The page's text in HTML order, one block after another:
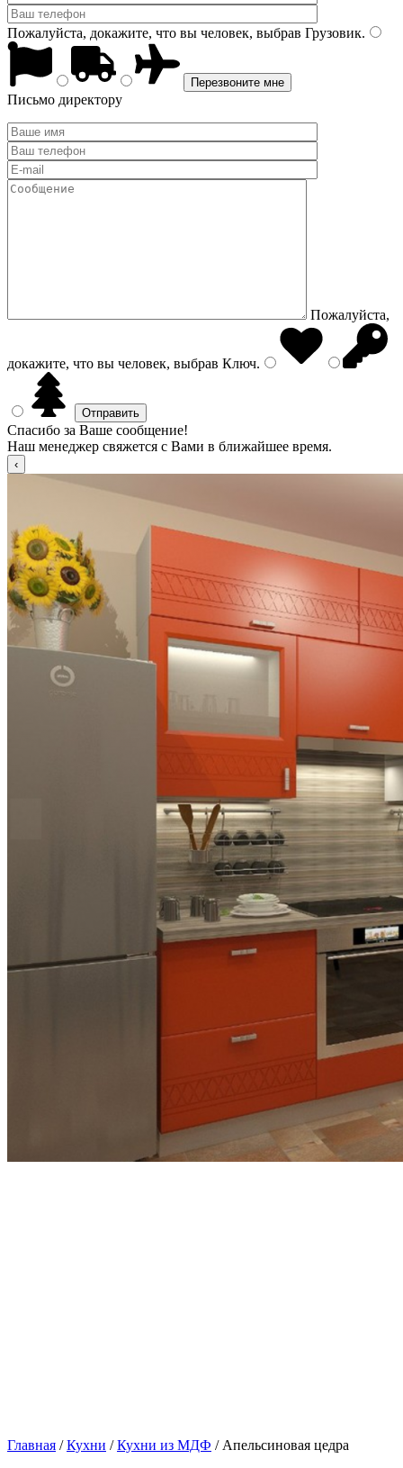
Пожалуйста, докажите, что вы человек, выбрав Грузовик.
Письмо директору
Пожалуйста,
докажите, что вы человек, выбрав Ключ.
Спасибо за Ваше сообщение!
Наш менеджер свяжется с Вами в ближайшее время.
Главная /Кухни /Кухни из МДФ / Апельсиновая цедра